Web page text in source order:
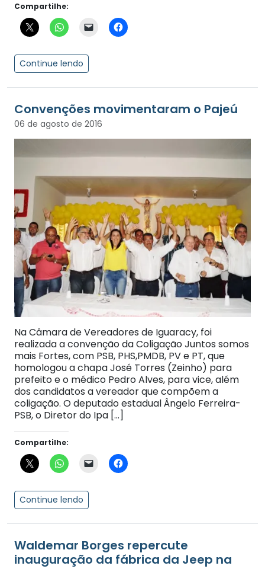
Compartilhe:
Continue lendo
Convenções movimentaram o Pajeú
06 de agosto de 2016
Na Câmara de Vereadores de Iguaracy, foi
realizada a convenção da Coligação Juntos somos
mais Fortes, com PSB, PHS,PMDB, PV e PT, que
homologou a chapa José Torres (Zeinho) para
prefeito e o médico Pedro Alves, para vice, além
dos candidatos a vereador que compõem a
coligação. O deputado estadual Ângelo Ferreira-
PSB, o Diretor do Ipa […]
Compartilhe:
Continue lendo
Waldemar Borges repercute
inauguração da fábrica da Jeep na